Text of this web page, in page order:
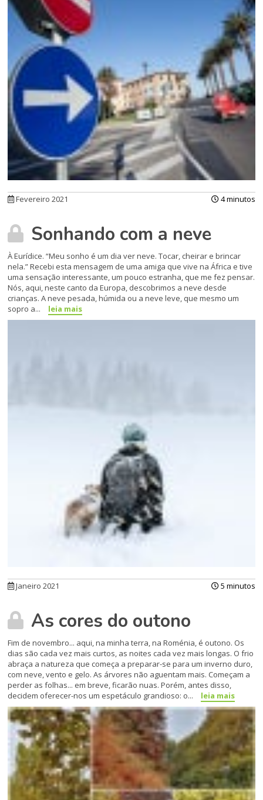
Fevereiro 2021 4 minutos
Sonhando com a neve
À Eurídice. “Meu sonho é um dia ver neve. Tocar, cheirar e brincar
nela.” Recebi esta mensagem de uma amiga que vive na África e tive
uma sensação interessante, um pouco estranha, que me fez pensar.
Nós, aqui, neste canto da Europa, descobrimos a neve desde
crianças. A neve pesada, húmida ou a neve leve, que mesmo um
sopro a...
leia mais
Janeiro 2021 5 minutos
As cores do outono
Fim de novembro... aqui, na minha terra, na Roménia, é outono. Os
dias são cada vez mais curtos, as noites cada vez mais longas. O frio
abraça a natureza que começa a preparar-se para um inverno duro,
com neve, vento e gelo. As árvores não aguentam mais. Começam a
perder as folhas... em breve, ficarão nuas. Porém, antes disso,
decidem oferecer-nos um espetáculo grandioso: o...
leia mais